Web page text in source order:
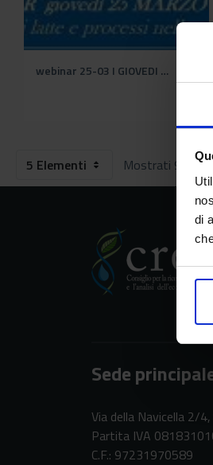
di
webinar 25-03 I GIOVEDI DI NEWTECH_page-0003 (2).jpg
5 Elementi Mostrati 991 -
Sede
Via della Navicella 2/
Partita IVA
C.F.: 97231970589